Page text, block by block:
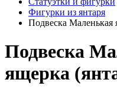
Фигурки из янтаря
Подвеска Маленькая
Подвеска
ящерка